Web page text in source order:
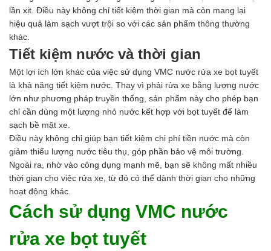
Pha sơn tĩnh điện
Dung môi khác
HƯƠNG LIỆU TINH DẦU
HÓA CHẤT CÔNG NGHIỆP
Axit
Hóa chất khác
Kiềm
Muối
Kim loại màu
Oxit kim loại
HÓA CHẤT THÍ NGHIỆM
Hóa chất thí nghiệm
Thiết bị phòng thí nghiệm
HÓA CHẤT NÔNG NGHIỆP
Nguyên liệu phân bón
Chế phẩm sinh học
HÓA CHẤT XÂY DỰNG
lần xịt. Điều này không chỉ tiết kiệm thời gian mà còn mang lại
hiệu quả làm sạch vượt trội so với các sản phẩm thông thường
khác.
Tiết kiệm nước và thời gian
Một lợi ích lớn khác của việc sử dụng VMC nước rửa xe bọt tuyết
là khả năng tiết kiệm nước. Thay vì phải rửa xe bằng lượng nước
lớn như phương pháp truyền thống, sản phẩm này cho phép bạn
chỉ cần dùng một lượng nhỏ nước kết hợp với bọt tuyết để làm
sạch bề mặt xe.
Điều này không chỉ giúp bạn tiết kiệm chi phí tiền nước mà còn
giảm thiểu lượng nước tiêu thụ, góp phần bảo vệ môi trường.
Ngoài ra, nhờ vào công dụng mạnh mẽ, bạn sẽ không mất nhiều
thời gian cho việc rửa xe, từ đó có thể dành thời gian cho những
hoạt động khác.
Cách sử dụng VMC nước
rửa xe bọt tuyết